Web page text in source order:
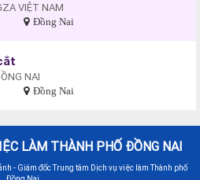
VIỆT NAM
Đồng Nai
NAI
Đồng Nai
LÀM THÀNH PHỐ ĐỒNG NAI
- Giám đốc Trung tâm Dịch vụ việc làm Thành phố